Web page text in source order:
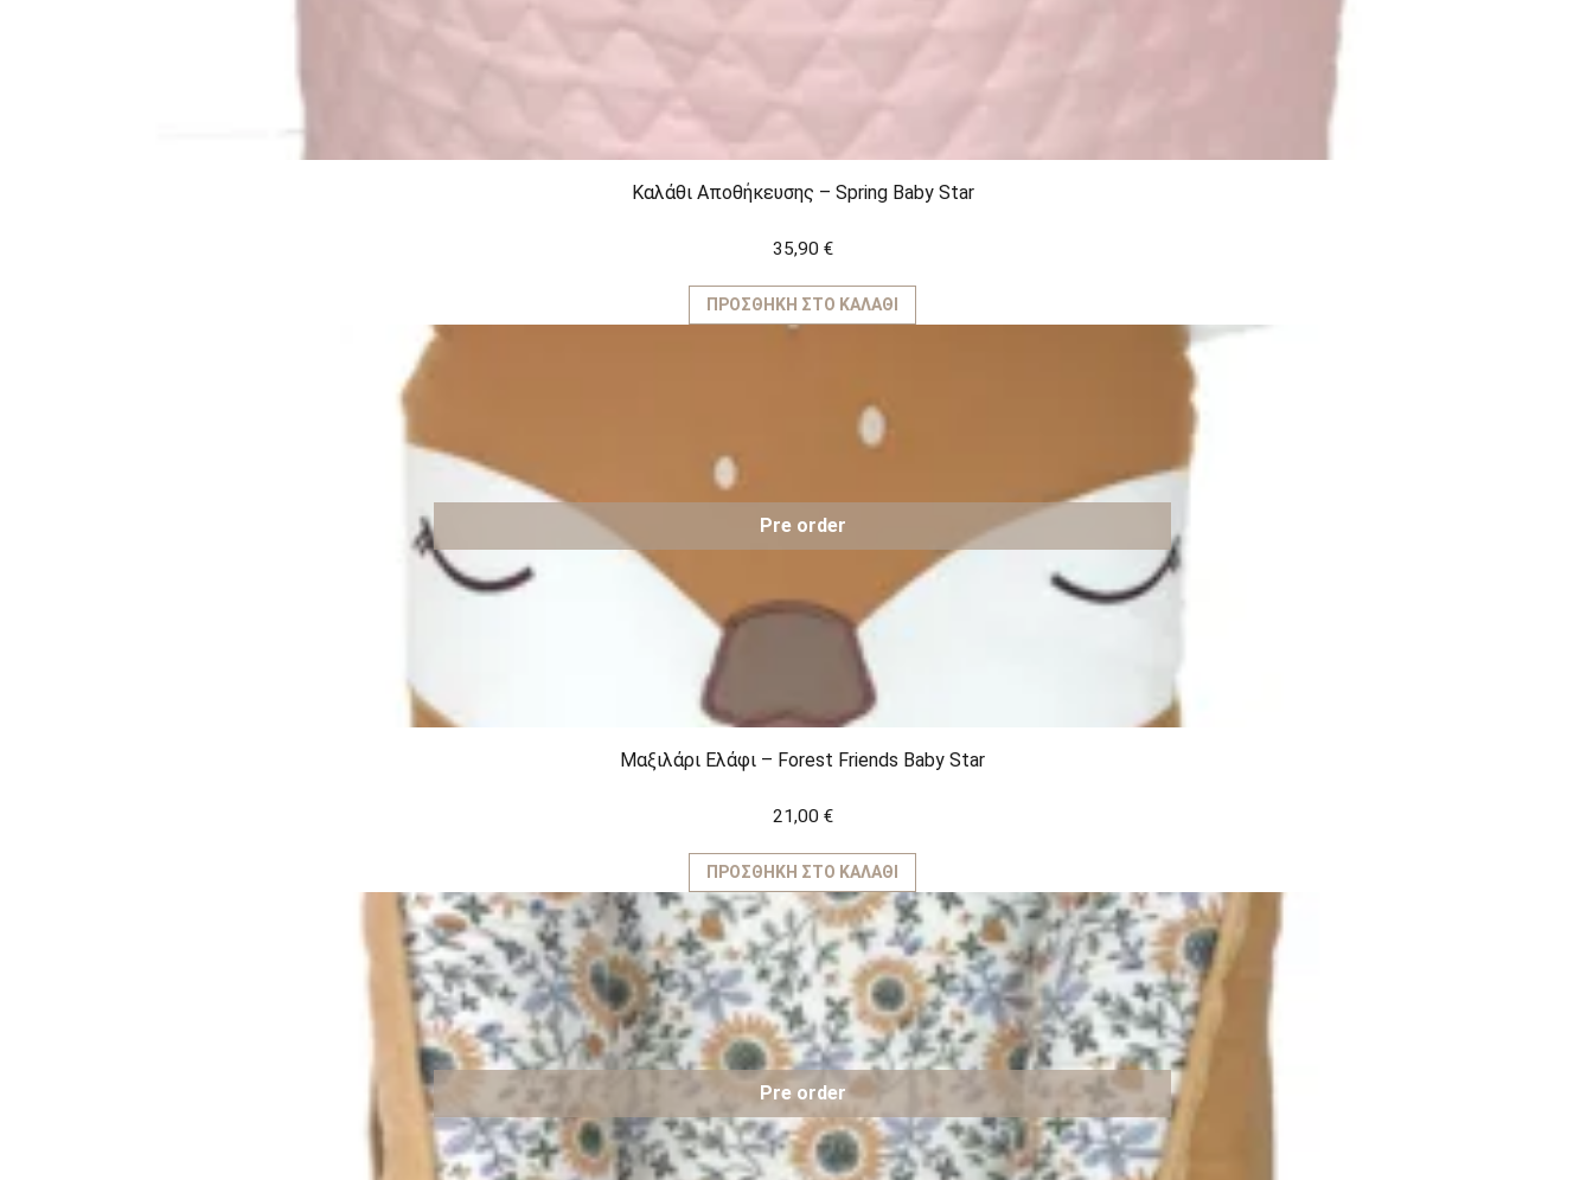
Καλάθι Αποθήκευσης – Spring Baby Star
35,90 €
ΠΡΟΣΘΉΚΗ ΣΤΟ ΚΑΛΆΘΙ
Pre order
Μαξιλάρι Eλάφι – Forest Friends Baby Star
21,00 €
ΠΡΟΣΘΉΚΗ ΣΤΟ ΚΑΛΆΘΙ
Pre order